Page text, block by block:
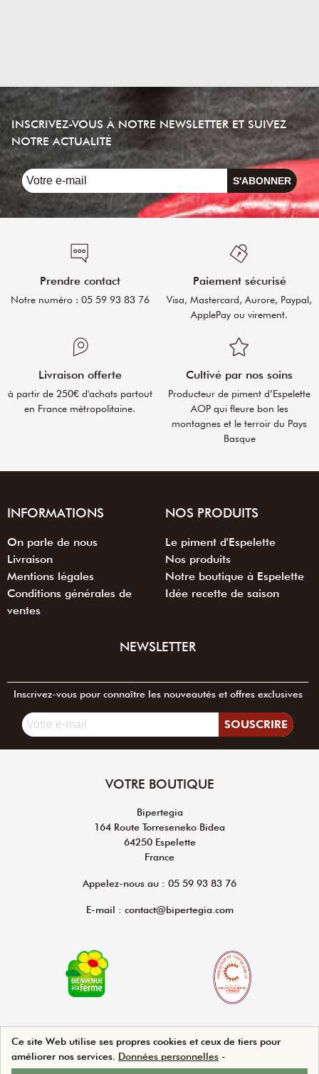
INSCRIVEZ-VOUS À NOTRE NEWSLETTER ET SUIVEZ
NOTRE ACTUALITÉ
S'ABONNER
Prendre contact
Notre numéro : 05 59 93 83 76
Paiement sécurisé
Visa, Mastercard, Aurore, Paypal,
ApplePay ou virement.
Livraison offerte
à partir de 250€ d'achats partout
en France métropolitaine.
Cultivé par nos soins
Producteur de piment d’Espelette
AOP qui fleure bon les
montagnes et le terroir du Pays
Basque
VOTRE BOUTIQUE
Bipertegia
164 Route Torreseneko Bidea
64250 Espelette
France
Appelez-nous au : 05 59 93 83 76
E-mail : contact@bipertegia.com
INFORMATIONS
On parle de nous
Livraison
Mentions légales
Conditions générales de
ventes
NOS PRODUITS
Le piment d'Espelette
Nos produits
Notre boutique à Espelette
Idée recette de saison
NEWSLETTER
Inscrivez-vous pour connaître les nouveautés et offres exclusives
SOUSCRIRE
Ce site Web utilise ses propres cookies et ceux de tiers pour
améliorer nos services. Données personnelles -